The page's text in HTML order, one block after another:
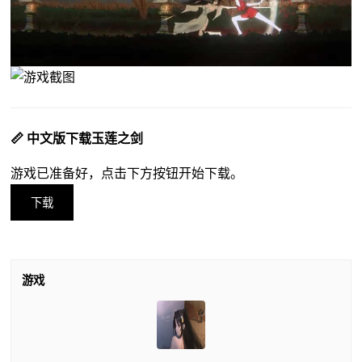
📏 中文版下载玉莲之剑
游戏已准备好，点击下方按钮开始下载。
下载
游戏